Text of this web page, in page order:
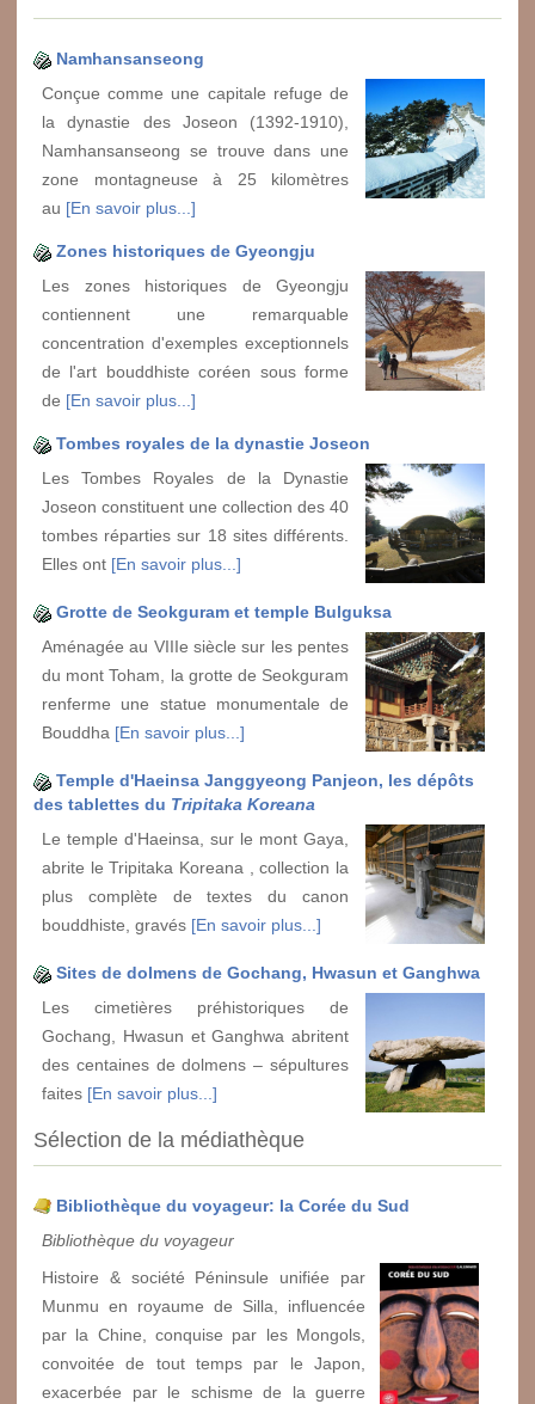
Namhansanseong
Conçue comme une capitale refuge de
la dynastie des Joseon (1392-1910),
Namhansanseong se trouve dans une
zone montagneuse à 25 kilomètres
au [En savoir plus...]
Zones historiques de Gyeongju
Les zones historiques de Gyeongju
contiennent une remarquable
concentration d'exemples exceptionnels
de l'art bouddhiste coréen sous forme
de [En savoir plus...]
Tombes royales de la dynastie Joseon
Les Tombes Royales de la Dynastie
Joseon constituent une collection des 40
tombes réparties sur 18 sites différents.
Elles ont [En savoir plus...]
Grotte de Seokguram et temple Bulguksa
Aménagée au VIIIe siècle sur les pentes
du mont Toham, la grotte de Seokguram
renferme une statue monumentale de
Bouddha [En savoir plus...]
Temple d'Haeinsa Janggyeong Panjeon, les dépôts
des tablettes du Tripitaka Koreana
Le temple d'Haeinsa, sur le mont Gaya,
abrite le Tripitaka Koreana , collection la
plus complète de textes du canon
bouddhiste, gravés [En savoir plus...]
Sites de dolmens de Gochang, Hwasun et Ganghwa
Les cimetières préhistoriques de
Gochang, Hwasun et Ganghwa abritent
des centaines de dolmens – sépultures
faites [En savoir plus...]
Sélection de la médiathèque
Bibliothèque du voyageur: la Corée du Sud
Bibliothèque du voyageur
Histoire & société Péninsule unifiée par
Munmu en royaume de Silla, influencée
par la Chine, conquise par les Mongols,
convoitée de tout temps par le Japon,
exacerbée par le schisme de la guerre